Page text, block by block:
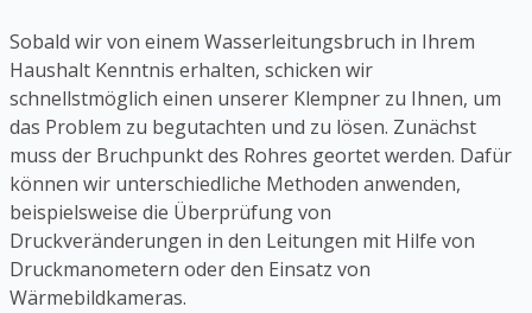
Sobald wir von einem Wasserleitungsbruch in Ihrem
Haushalt Kenntnis erhalten, schicken wir
schnellstmöglich einen unserer Klempner zu Ihnen, um
das Problem zu begutachten und zu lösen. Zunächst
muss der Bruchpunkt des Rohres geortet werden. Dafür
können wir unterschiedliche Methoden anwenden,
beispielsweise die Überprüfung von
Druckveränderungen in den Leitungen mit Hilfe von
Druckmanometern oder den Einsatz von
Wärmebildkameras.